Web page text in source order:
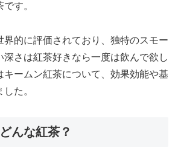
す。
界的に評価されており、独特のスモー
深さは紅茶好きなら一度は飲んで欲し
キームン紅茶について、効果効能や基
た。
んな紅茶？